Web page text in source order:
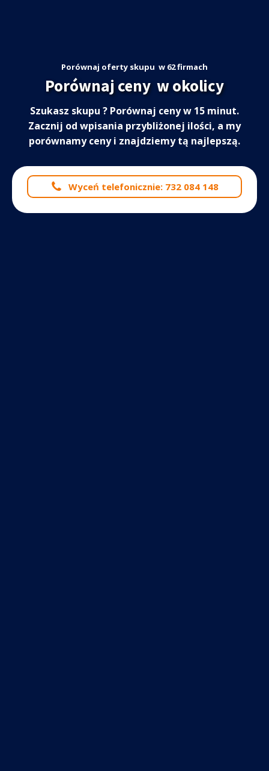
Porównaj oferty skupu w 62 firmach
Porównaj ceny w okolicy
Szukasz skupu ? Porównaj ceny w 15 minut.
Zacznij od wpisania przybliżonej ilości, a my
porównamy ceny i znajdziemy tą najlepszą.
Wyceń telefonicznie: 732 084 148